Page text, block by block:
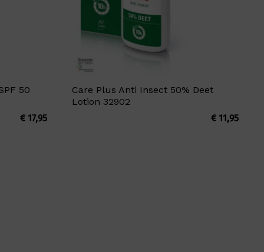
50
€17,95
Care Plus Anti Insect 50% Deet
Lotion 32902
€11,95